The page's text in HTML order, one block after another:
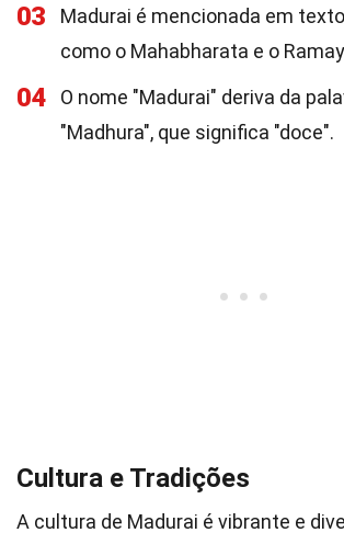
03
Madurai é mencionada em
como o Mahabharata e o
04
O nome "Madurai" deriva da
"Madhura", que significa "doce".
Cultura e Tradições
A cultura de Madurai é vibrante e